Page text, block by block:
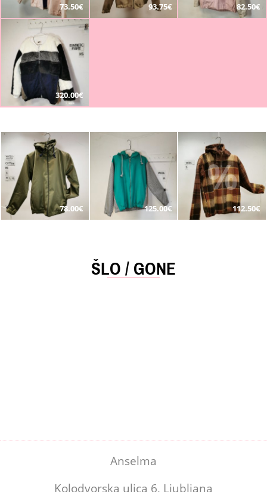
73.50€ 93.75€ 82.50€
320.00€
78.00€ 125.00€ 112.50€
%
ŠLO / GONE
Anselma
Kolodvorska ulica 6, Ljubljana